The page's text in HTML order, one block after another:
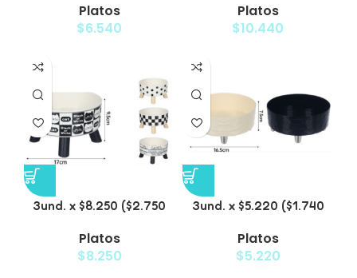
para Mascotas con
Diseño Decorativo
Platos
$6.540
para Mascotas con Bowl
de Acero
Platos
$10.440
3und. x $8.250 ($2.750
para Mascotas con
Diseño de Gatos
Platos
$8.250
3und. x $5.220 ($1.740
para Mascotas
Texturizado
Platos
$5.220